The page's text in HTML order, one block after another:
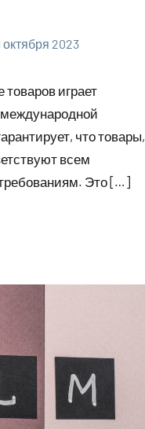
октября 2023
играет
что товары,
всем
Это […]